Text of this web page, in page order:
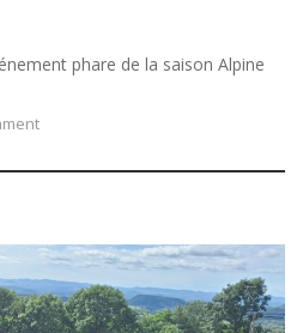
phare de la saison Alpine